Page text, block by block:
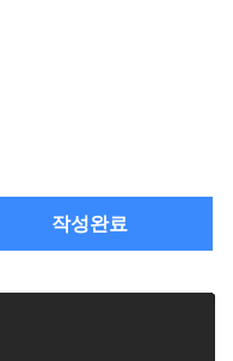
작성완료